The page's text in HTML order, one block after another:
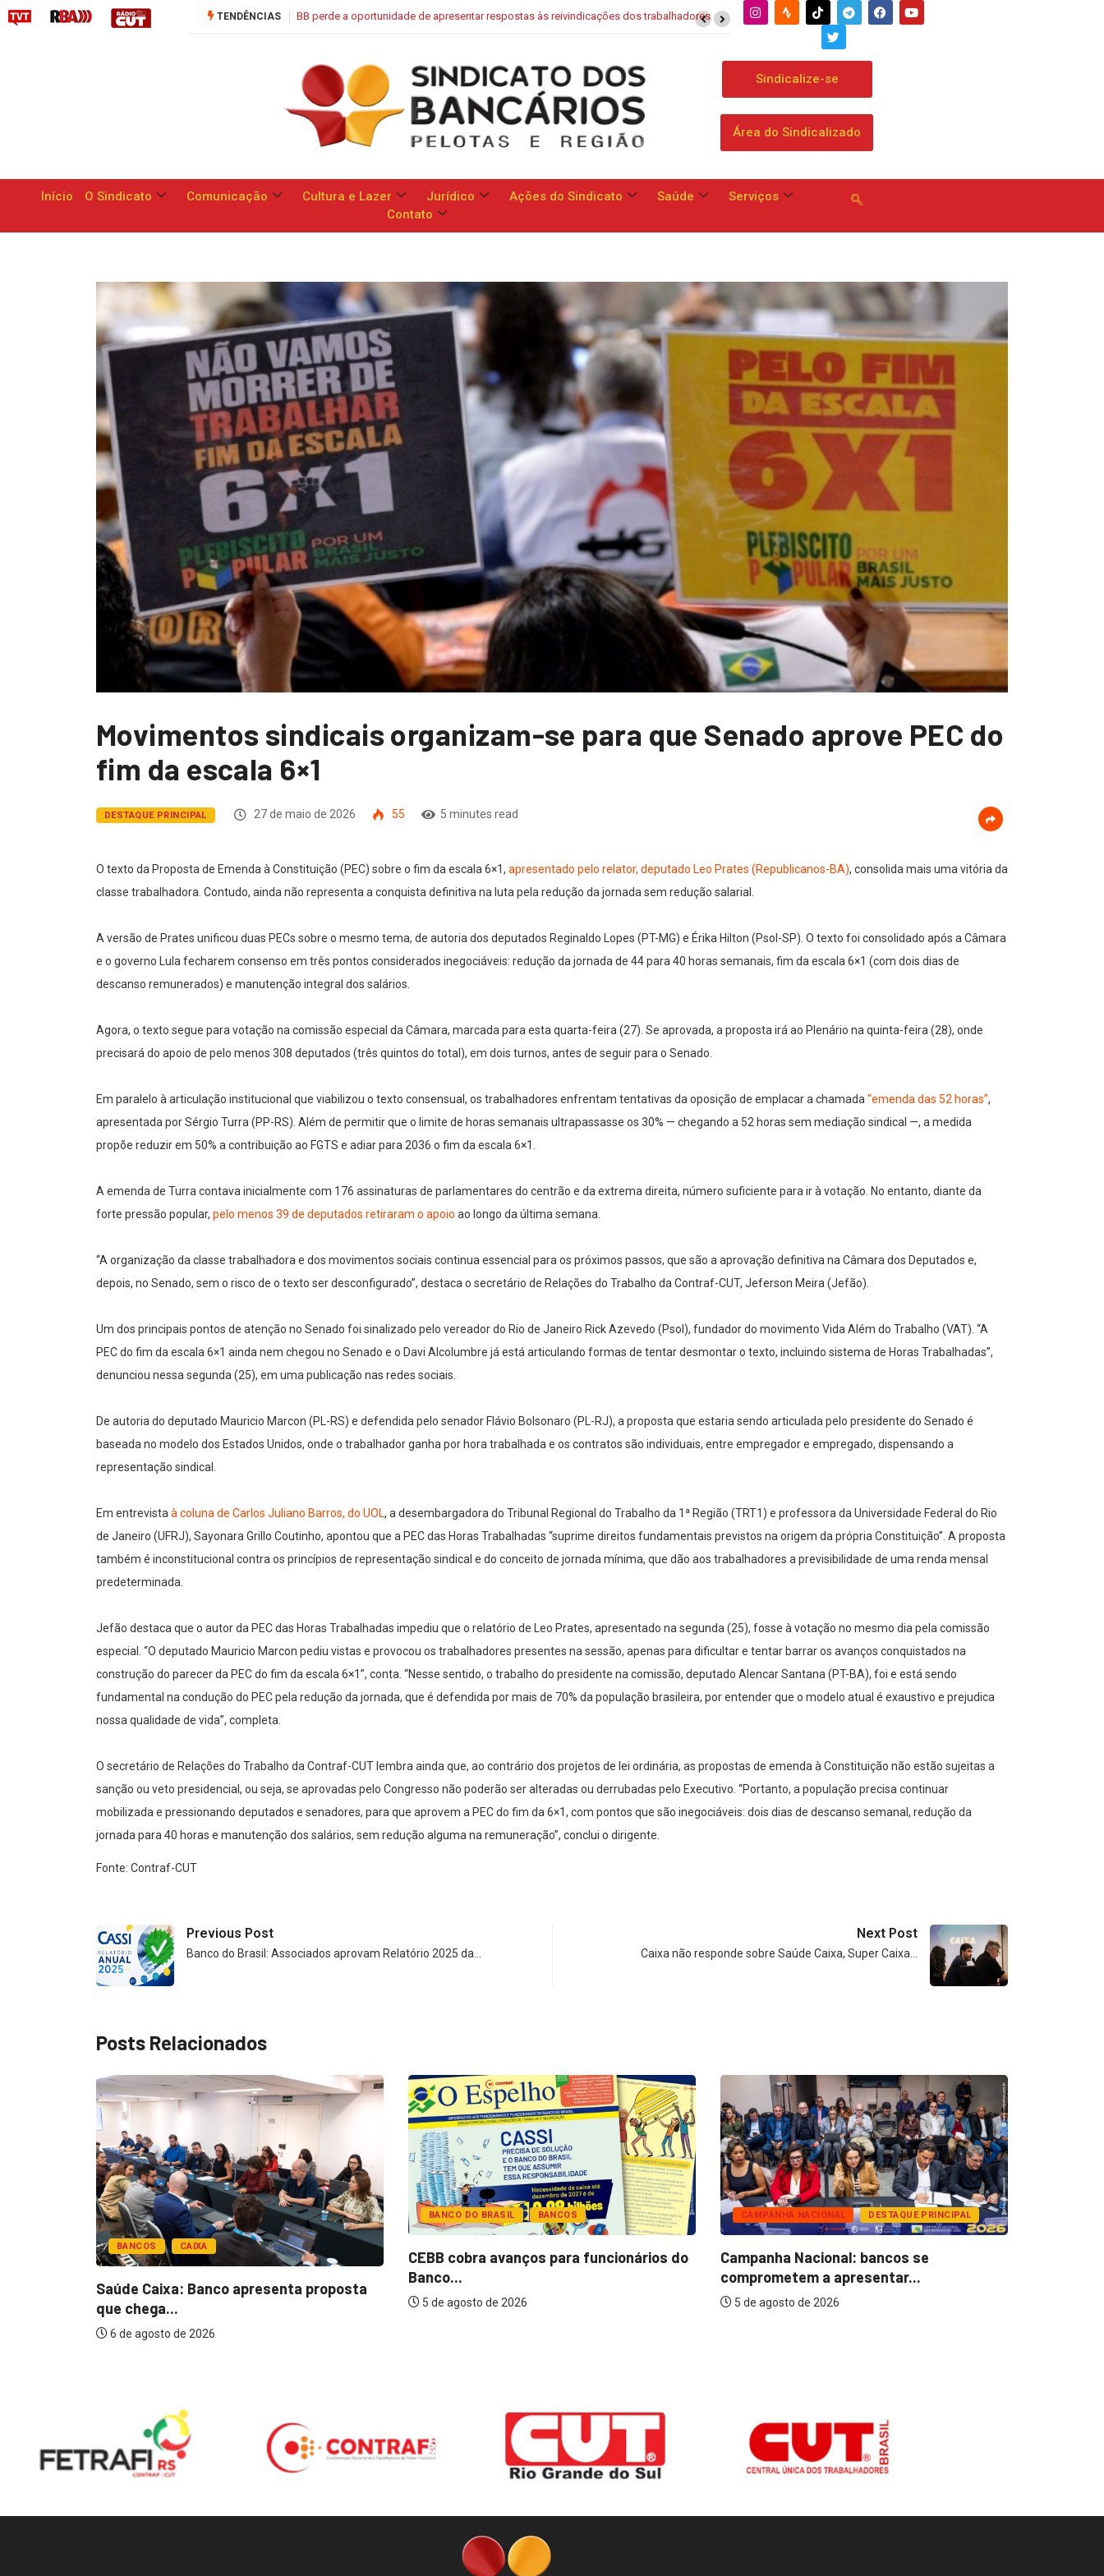
TENDÊNCIAS Saúde Caixa: Banco apresenta proposta que chega a dobrar mensalidade
Sindicalize-se
Área do Sindicalizado
Início O Sindicato Comunicação Cultura e Lazer Jurídico Ações do Sindicato Saúde
Serviços
Contato
Movimentos sindicais organizam-se para que Senado aprove PEC do
fim da escala 6×1
DESTAQUE PRINCIPAL 27 de maio de 2026 55 5 minutes read
O texto da Proposta de Emenda à Constituição (PEC) sobre o fim da escala 6×1, apresentado pelo relator, deputado Leo Prates (Republicanos-BA), consolida mais uma vitória da
classe trabalhadora. Contudo, ainda não representa a conquista definitiva na luta pela redução da jornada sem redução salarial.
A versão de Prates unificou duas PECs sobre o mesmo tema, de autoria dos deputados Reginaldo Lopes (PT-MG) e Érika Hilton (Psol-SP). O texto foi consolidado após a Câmara
e o governo Lula fecharem consenso em três pontos considerados inegociáveis: redução da jornada de 44 para 40 horas semanais, fim da escala 6×1 (com dois dias de
descanso remunerados) e manutenção integral dos salários.
Agora, o texto segue para votação na comissão especial da Câmara, marcada para esta quarta-feira (27). Se aprovada, a proposta irá ao Plenário na quinta-feira (28), onde
precisará do apoio de pelo menos 308 deputados (três quintos do total), em dois turnos, antes de seguir para o Senado.
Em paralelo à articulação institucional que viabilizou o texto consensual, os trabalhadores enfrentam tentativas da oposição de emplacar a chamada “emenda das 52 horas”,
apresentada por Sérgio Turra (PP-RS). Além de permitir que o limite de horas semanais ultrapassasse os 30% — chegando a 52 horas sem mediação sindical —, a medida
propõe reduzir em 50% a contribuição ao FGTS e adiar para 2036 o fim da escala 6×1.
A emenda de Turra contava inicialmente com 176 assinaturas de parlamentares do centrão e da extrema direita, número suficiente para ir à votação. No entanto, diante da
forte pressão popular, pelo menos 39 de deputados retiraram o apoio ao longo da última semana.
“A organização da classe trabalhadora e dos movimentos sociais continua essencial para os próximos passos, que são a aprovação definitiva na Câmara dos Deputados e,
depois, no Senado, sem o risco de o texto ser desconfigurado”, destaca o secretário de Relações do Trabalho da Contraf-CUT, Jeferson Meira (Jefão).
Um dos principais pontos de atenção no Senado foi sinalizado pelo vereador do Rio de Janeiro Rick Azevedo (Psol), fundador do movimento Vida Além do Trabalho (VAT). “A
PEC do fim da escala 6×1 ainda nem chegou no Senado e o Davi Alcolumbre já está articulando formas de tentar desmontar o texto, incluindo sistema de Horas Trabalhadas”,
denunciou nessa segunda (25), em uma publicação nas redes sociais.
De autoria do deputado Mauricio Marcon (PL-RS) e defendida pelo senador Flávio Bolsonaro (PL-RJ), a proposta que estaria sendo articulada pelo presidente do Senado é
baseada no modelo dos Estados Unidos, onde o trabalhador ganha por hora trabalhada e os contratos são individuais, entre empregador e empregado, dispensando a
representação sindical.
Em entrevista à coluna de Carlos Juliano Barros, do UOL, a desembargadora do Tribunal Regional do Trabalho da 1ª Região (TRT1) e professora da Universidade Federal do Rio
de Janeiro (UFRJ), Sayonara Grillo Coutinho, apontou que a PEC das Horas Trabalhadas “suprime direitos fundamentais previstos na origem da própria Constituição”. A proposta
também é inconstitucional contra os princípios de representação sindical e do conceito de jornada mínima, que dão aos trabalhadores a previsibilidade de uma renda mensal
predeterminada.
Jefão destaca que o autor da PEC das Horas Trabalhadas impediu que o relatório de Leo Prates, apresentado na segunda (25), fosse à votação no mesmo dia pela comissão
especial. “O deputado Mauricio Marcon pediu vistas e provocou os trabalhadores presentes na sessão, apenas para dificultar e tentar barrar os avanços conquistados na
construção do parecer da PEC do fim da escala 6×1”, conta. “Nesse sentido, o trabalho do presidente na comissão, deputado Alencar Santana (PT-BA), foi e está sendo
fundamental na condução do PEC pela redução da jornada, que é defendida por mais de 70% da população brasileira, por entender que o modelo atual é exaustivo e prejudica
nossa qualidade de vida”, completa.
O secretário de Relações do Trabalho da Contraf-CUT lembra ainda que, ao contrário dos projetos de lei ordinária, as propostas de emenda à Constituição não estão sujeitas a
sanção ou veto presidencial, ou seja, se aprovadas pelo Congresso não poderão ser alteradas ou derrubadas pelo Executivo. “Portanto, a população precisa continuar
mobilizada e pressionando deputados e senadores, para que aprovem a PEC do fim da 6×1, com pontos que são inegociáveis: dois dias de descanso semanal, redução da
jornada para 40 horas e manutenção dos salários, sem redução alguma na remuneração”, conclui o dirigente.
Fonte: Contraf-CUT
Previous Post
Banco do Brasil: Associados aprovam Relatório 2025 da…
Next Post
Caixa não responde sobre Saúde Caixa, Super Caixa…
Posts Relacionados
BANCOS CAIXA
Saúde Caixa: Banco apresenta proposta
que chega...
6 de agosto de 2026
BANCO DO BRASIL BANCOS
CEBB cobra avanços para funcionários do
Banco...
5 de agosto de 2026
CAMPANHA NACIONAL DESTAQUE PRINCIPAL
Campanha Nacional: bancos se
comprometem a apresentar...
5 de agosto de 2026